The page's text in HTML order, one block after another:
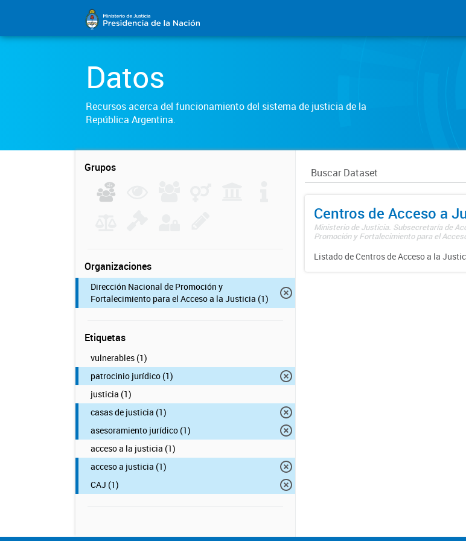
Datos
Recursos acerca del funcionamiento del sistema de justicia de la
República Argentina.
Grupos
Organizaciones
Dirección Nacional de Promoción y
Fortalecimiento para el Acceso a la Justicia (1)
Etiquetas
vulnerables (1)
patrocinio jurídico (1)
justicia (1)
casas de justicia (1)
asesoramiento jurídico (1)
acceso a la justicia (1)
acceso a justicia (1)
CAJ (1)
Centros de Acceso a
Ministerio de Justicia. Subsecretaría de
Promoción y Fortalecimiento para el
Listado de Centros de Acceso a la